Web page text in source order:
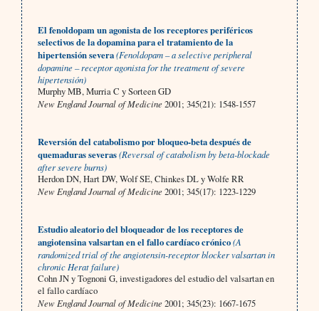
El fenoldopam un agonista de los receptores periféricos
selectivos de la dopamina para el tratamiento de la
hipertensión severa(Fenoldopam – a selective peripheral
dopamine – receptor agonista for the treatment of severe
hipertensión)
Murphy MB, Murria C y Sorteen GD
New England Journal of Medicine2001; 345(21): 1548-1557
Reversión del catabolismo por bloqueo-beta después de
quemaduras severas(Reversal of catabolism by beta-blockade
after severe burns)
Herdon DN, Hart DW, Wolf SE, Chinkes DL y Wolfe RR
New England Journal of Medicine2001; 345(17): 1223-1229
Estudio aleatorio del bloqueador de los receptores de
angiotensina valsartan en el fallo cardíaco crónico(A
randomized trial of the angiotensin-receptor blocker valsartan in
chronic Herat failure)
Cohn JN y Tognoni G, investigadores del estudio del valsartan en
el fallo cardíaco
New England Journal of Medicine2001; 345(23): 1667-1675